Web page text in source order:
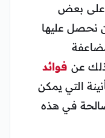
على بعض
نحصل عليها
عن فوائد
التي يمكن
في هذه